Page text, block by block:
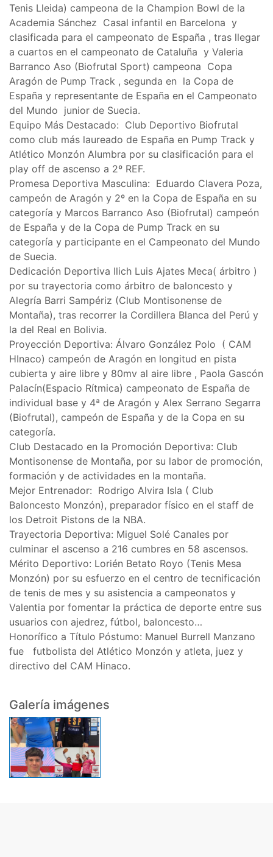
Tenis Lleida) campeona de la Champion Bowl de la
Academia Sánchez Casal infantil en Barcelona y
clasificada para el campeonato de España , tras llegar
a cuartos en el campeonato de Cataluña y Valeria
Barranco Aso (Biofrutal Sport) campeona Copa
Aragón de Pump Track , segunda en la Copa de
España y representante de España en el Campeonato
del Mundo junior de Suecia.
Equipo Más Destacado: Club Deportivo Biofrutal
como club más laureado de España en Pump Track y
Atlético Monzón Alumbra por su clasificación para el
play off de ascenso a 2º REF.
Promesa Deportiva Masculina: Eduardo Clavera Poza,
campeón de Aragón y 2º en la Copa de España en su
categoría y Marcos Barranco Aso (Biofrutal) campeón
de España y de la Copa de Pump Track en su
categoría y participante en el Campeonato del Mundo
de Suecia.
Dedicación Deportiva Ilich Luis Ajates Meca( árbitro )
por su trayectoria como árbitro de baloncesto y
Alegría Barri Sampériz (Club Montisonense de
Montaña), tras recorrer la Cordillera Blanca del Perú y
la del Real en Bolivia.
Proyección Deportiva: Álvaro González Polo ( CAM
HInaco) campeón de Aragón en longitud en pista
cubierta y aire libre y 80mv al aire libre , Paola Gascón
Palacín(Espacio Rítmica) campeonato de España de
individual base y 4ª de Aragón y Alex Serrano Segarra
(Biofrutal), campeón de España y de la Copa en su
categoría.
Club Destacado en la Promoción Deportiva: Club
Montisonense de Montaña, por su labor de promoción,
formación y de actividades en la montaña.
Mejor Entrenador: Rodrigo Alvira Isla ( Club
Baloncesto Monzón), preparador físico en el staff de
los Detroit Pistons de la NBA.
Trayectoria Deportiva: Miguel Solé Canales por
culminar el ascenso a 216 cumbres en 58 ascensos.
Mérito Deportivo: Lorién Betato Royo (Tenis Mesa
Monzón) por su esfuerzo en el centro de tecnificación
de tenis de mes y su asistencia a campeonatos y
Valentia por fomentar la práctica de deporte entre sus
usuarios con ajedrez, fútbol, baloncesto…
Honorífico a Título Póstumo: Manuel Burrell Manzano
fue futbolista del Atlético Monzón y atleta, juez y
directivo del CAM Hinaco.
Galería imágenes